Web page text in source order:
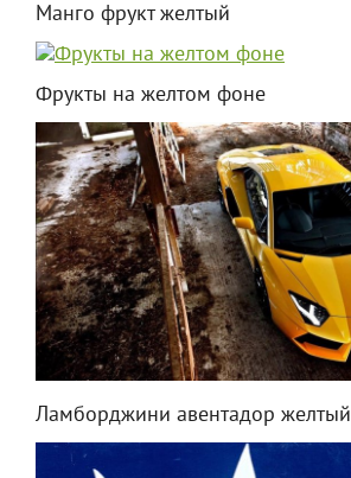
Манго фрукт желтый
Фрукты на желтом фоне
Ламборджини авентадор желтый